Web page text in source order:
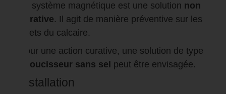
Le système magnétique est une solution non
curative. Il agit de manière préventive sur les
effets du calcaire.
Pour une action curative, une solution de type
adoucisseur sans sel peut être envisagée.
Installation